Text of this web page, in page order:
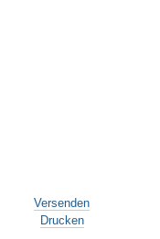
Versenden
Drucken